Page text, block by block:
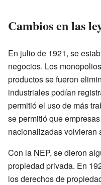
Cambios en las
En julio de 1921, se
negocios. Los
productos se fueron
industriales podían
permitió el uso de más
se permitió que
nacionalizadas volvieran
Con la NEP, se dieron
propiedad privada. En
los derechos de